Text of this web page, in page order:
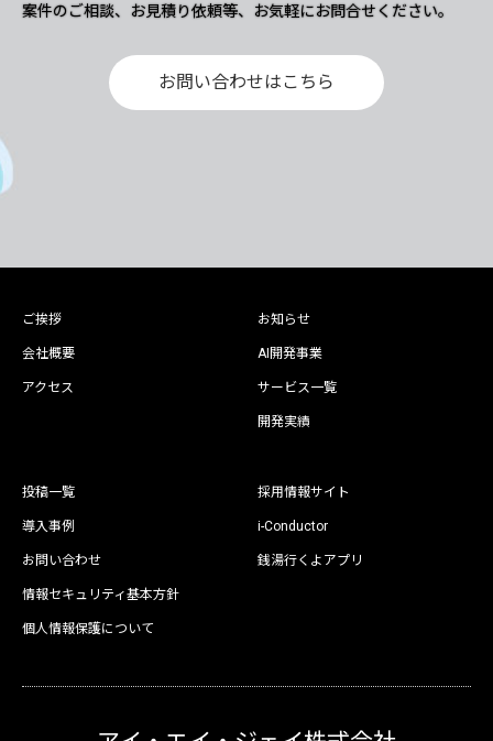
案件のご相談、お見積り依頼等、お気軽にお問合せください。
お問い合わせはこちら
ご挨拶
会社概要
アクセス
お知らせ
AI開発事業
サービス一覧
開発実績
投稿一覧
導入事例
お問い合わせ
情報セキュリティ基本方針
個人情報保護について
採用情報サイト
i-Conductor
銭湯行くよアプリ